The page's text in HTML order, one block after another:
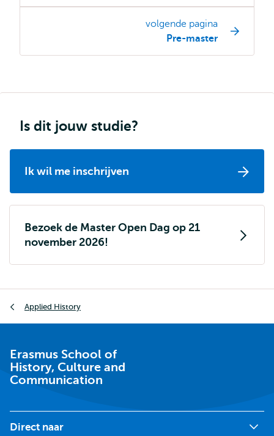
navigatie
volgende pagina
Pre-master
Is dit jouw studie?
Ik wil me inschrijven
Bezoek de Master Open Dag op 21
november 2026!
Applied History
Erasmus School of
History, Culture and
Communication
Direct naar